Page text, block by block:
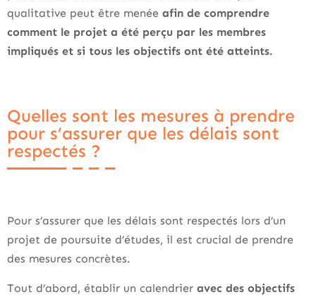
qualitative peut être menée afin de comprendre
comment le projet a été perçu par les membres
impliqués et si tous les objectifs ont été atteints.
Quelles sont les mesures à prendre
pour s’assurer que les délais sont
respectés ?
Pour s’assurer que les délais sont respectés lors d’un
projet de poursuite d’études, il est crucial de prendre
des mesures concrètes.
Tout d’abord, établir un calendrier avec des objectifs